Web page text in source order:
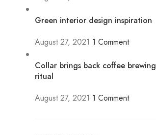
Green interior design inspiration
August 27, 2021 1 Comment
Collar brings back coffee brewing
ritual
August 27, 2021 1 Comment